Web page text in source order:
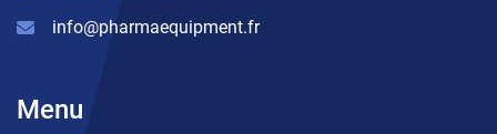
info@pharmaequipment.fr
Menu